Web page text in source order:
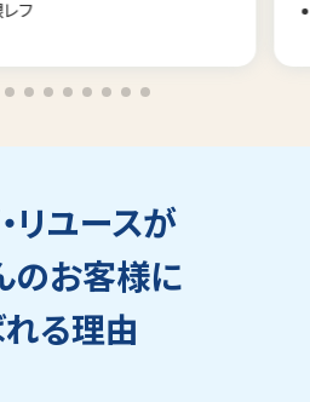
フ
リユースが
のお客様に
る理由